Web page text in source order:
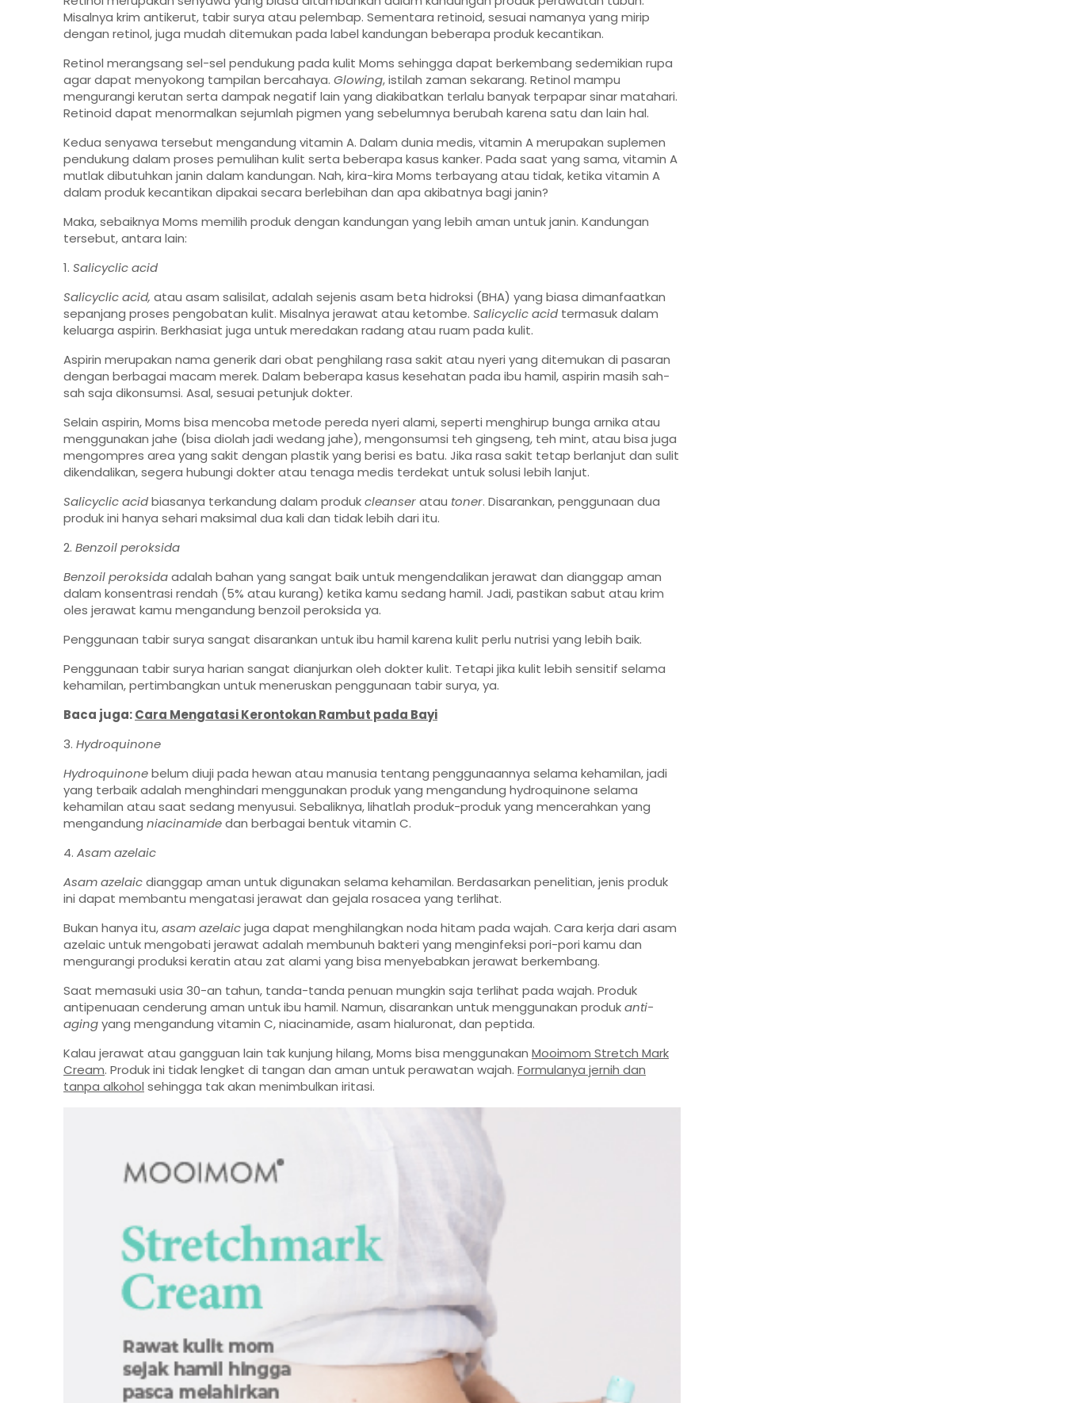
Misalnya krim antikerut, tabir surya atau pelembap. Sementara retinoid, sesuai namanya yang mirip
dengan retinol, juga mudah ditemukan pada label kandungan beberapa produk kecantikan.
Retinol merangsang sel-sel pendukung pada kulit Moms sehingga dapat berkembang sedemikian rupa
agar dapat menyokong tampilan bercahaya. Glowing, istilah zaman sekarang. Retinol mampu
mengurangi kerutan serta dampak negatif lain yang diakibatkan terlalu banyak terpapar sinar matahari.
Retinoid dapat menormalkan sejumlah pigmen yang sebelumnya berubah karena satu dan lain hal.
Kedua senyawa tersebut mengandung vitamin A. Dalam dunia medis, vitamin A merupakan suplemen
pendukung dalam proses pemulihan kulit serta beberapa kasus kanker. Pada saat yang sama, vitamin A
mutlak dibutuhkan janin dalam kandungan. Nah, kira-kira Moms terbayang atau tidak, ketika vitamin A
dalam produk kecantikan dipakai secara berlebihan dan apa akibatnya bagi janin?
Maka, sebaiknya Moms memilih produk dengan kandungan yang lebih aman untuk janin. Kandungan
tersebut, antara lain:
1. Salicyclic acid
Salicyclic acid, atau asam salisilat, adalah sejenis asam beta hidroksi (BHA) yang biasa dimanfaatkan
sepanjang proses pengobatan kulit. Misalnya jerawat atau ketombe. Salicyclic acid termasuk dalam
keluarga aspirin. Berkhasiat juga untuk meredakan radang atau ruam pada kulit.
Aspirin merupakan nama generik dari obat penghilang rasa sakit atau nyeri yang ditemukan di pasaran
dengan berbagai macam merek. Dalam beberapa kasus kesehatan pada ibu hamil, aspirin masih sah-
sah saja dikonsumsi. Asal, sesuai petunjuk dokter.
Selain aspirin, Moms bisa mencoba metode pereda nyeri alami, seperti menghirup bunga arnika atau
menggunakan jahe (bisa diolah jadi wedang jahe), mengonsumsi teh gingseng, teh mint, atau bisa juga
mengompres area yang sakit dengan plastik yang berisi es batu. Jika rasa sakit tetap berlanjut dan sulit
dikendalikan, segera hubungi dokter atau tenaga medis terdekat untuk solusi lebih lanjut.
Salicyclic acidbiasanya terkandung dalam produkcleanseratau toner. Disarankan, penggunaan dua
produk ini hanya sehari maksimal dua kali dan tidak lebih dari itu.
2. Benzoil peroksida
Benzoil peroksidaadalah bahan yang sangat baik untuk mengendalikan jerawat dan dianggap aman
dalam konsentrasi rendah (5% atau kurang) ketika kamu sedang hamil. Jadi, pastikan sabut atau krim
oles jerawat kamu mengandung benzoil peroksida ya.
Penggunaan tabir surya sangat disarankan untuk ibu hamil karena kulit perlu nutrisi yang lebih baik.
Penggunaan tabir surya harian sangat dianjurkan oleh dokter kulit. Tetapi jika kulit lebih sensitif selama
kehamilan, pertimbangkan untuk meneruskan penggunaan tabir surya, ya.
Baca juga:Cara Mengatasi Kerontokan Rambut pada Bayi
3. Hydroquinone
Hydroquinonebelum diuji pada hewan atau manusia tentang penggunaannya selama kehamilan, jadi
yang terbaik adalah menghindari menggunakan produk yang mengandung hydroquinone selama
kehamilan atau saat sedang menyusui. Sebaliknya, lihatlah produk-produk yang mencerahkan yang
mengandung niacinamidedan berbagai bentuk vitamin C.
4. Asam azelaic
Asam azelaicdianggap aman untuk digunakan selama kehamilan. Berdasarkan penelitian, jenis produk
ini dapat membantu mengatasi jerawat dan gejala rosacea yang terlihat.
Bukan hanya itu,asam azelaicjuga dapat menghilangkan noda hitam pada wajah. Cara kerja dari asam
azelaic untuk mengobati jerawat adalah membunuh bakteri yang menginfeksi pori-pori kamu dan
mengurangi produksi keratin atau zat alami yang bisa menyebabkan jerawat berkembang.
Saat memasuki usia 30-an tahun, tanda-tanda penuan mungkin saja terlihat pada wajah. Produk
antipenuaan cenderung aman untuk ibu hamil. Namun, disarankan untuk menggunakan produkanti-
agingyang mengandung vitamin C, niacinamide, asam hialuronat, dan peptida.
Kalau jerawat atau gangguan lain tak kunjung hilang, Moms bisa menggunakan Mooimom Stretch Mark
Cream. Produk ini tidak lengket di tangan dan aman untuk perawatan wajah. Formulanya jernih dan
tanpa alkohol sehingga tak akan menimbulkan iritasi.